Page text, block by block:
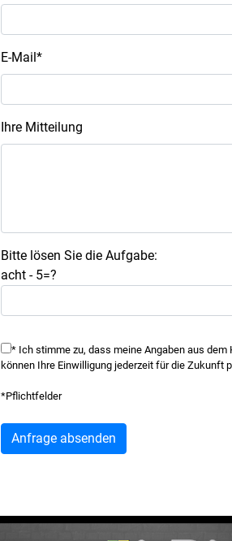
E-Mail*
Ihre Mitteilung
Bitte lösen Sie die Aufgabe:
acht - 5=?
* Ich stimme zu, dass meine Angaben aus
können Ihre Einwilligung jederzeit für die Zukunft
*Pflichtfelder